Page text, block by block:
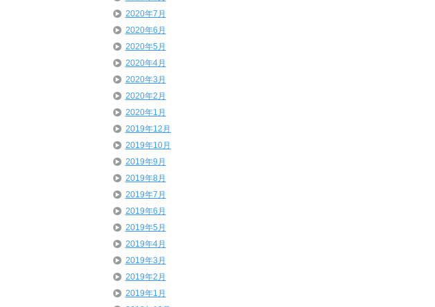
2020年7月
2020年6月
2020年5月
2020年4月
2020年3月
2020年2月
2020年1月
2019年12月
2019年10月
2019年9月
2019年8月
2019年7月
2019年6月
2019年5月
2019年4月
2019年3月
2019年2月
2019年1月